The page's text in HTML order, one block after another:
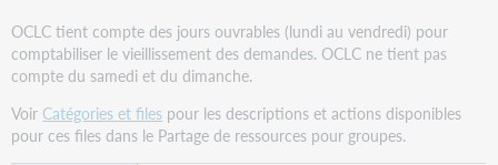
en
tant
que
OCLC tient compte des jours ouvrables (lundi au vendredi) pour
comptabiliser le vieillissement des demandes. OCLC ne tient pas
compte du samedi et du dimanche.
Voir Catégories et files pour les descriptions et actions disponibles
pour ces files dans le Partage de ressources pour groupes.